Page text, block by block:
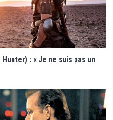
: « Je ne suis pas un